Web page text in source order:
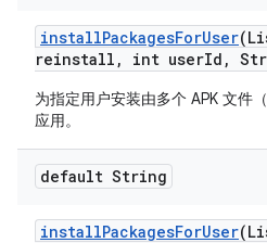
installPackagesForUser
reinstall , int userId ,
为指定用户安装由多个 APK 文件
应用。
default String
installPackagesForUser